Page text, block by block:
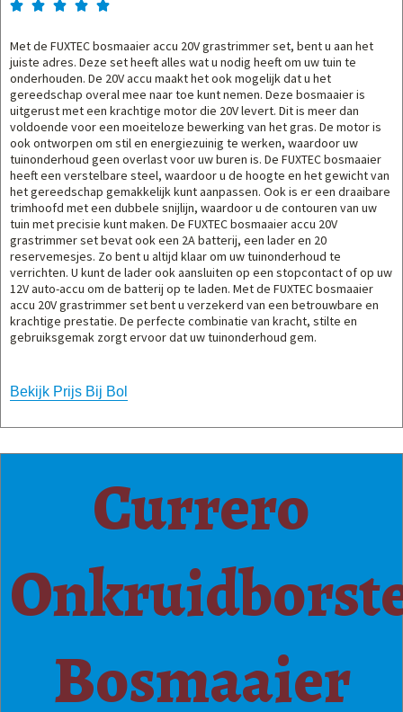
    
Met de FUXTEC bosmaaier accu 20V grastrimmer set, bent u aan het
juiste adres. Deze set heeft alles wat u nodig heeft om uw tuin te
onderhouden. De 20V accu maakt het ook mogelijk dat u het
gereedschap overal mee naar toe kunt nemen. Deze bosmaaier is
uitgerust met een krachtige motor die 20V levert. Dit is meer dan
voldoende voor een moeiteloze bewerking van het gras. De motor is
ook ontworpen om stil en energiezuinig te werken, waardoor uw
tuinonderhoud geen overlast voor uw buren is. De FUXTEC bosmaaier
heeft een verstelbare steel, waardoor u de hoogte en het gewicht van
het gereedschap gemakkelijk kunt aanpassen. Ook is er een draaibare
trimhoofd met een dubbele snijlijn, waardoor u de contouren van uw
tuin met precisie kunt maken. De FUXTEC bosmaaier accu 20V
grastrimmer set bevat ook een 2A batterij, een lader en 20
reservemesjes. Zo bent u altijd klaar om uw tuinonderhoud te
verrichten. U kunt de lader ook aansluiten op een stopcontact of op uw
12V auto-accu om de batterij op te laden. Met de FUXTEC bosmaaier
accu 20V grastrimmer set bent u verzekerd van een betrouwbare en
krachtige prestatie. De perfecte combinatie van kracht, stilte en
gebruiksgemak zorgt ervoor dat uw tuinonderhoud gem.
Bekijk Prijs Bij Bol
Currero
Bosmaaier